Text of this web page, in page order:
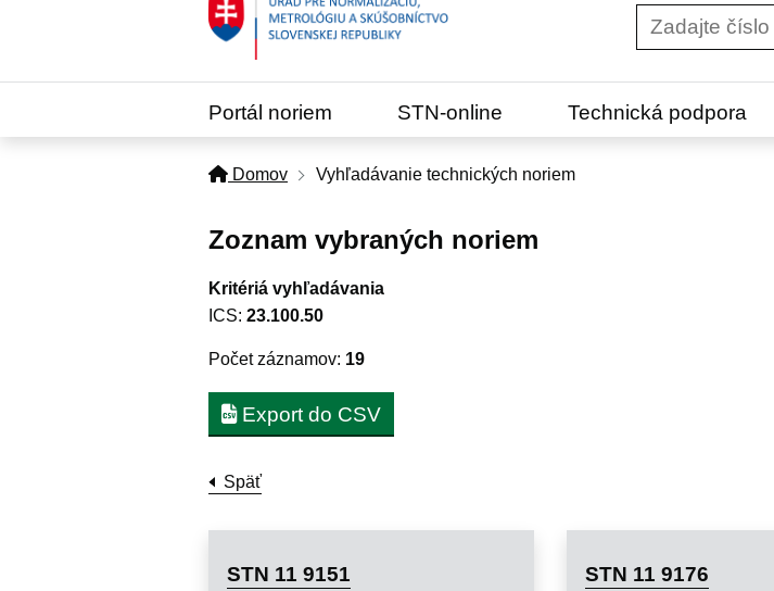
Portál noriem STN-online Technická podpora
Domov Vyhľadávanie technických noriem
Zoznam vybraných noriem
Kritériá vyhľadávania
ICS: 23.100.50
Počet záznamov: 19
Export do CSV
Späť
STN 11 9151 STN 11 9176